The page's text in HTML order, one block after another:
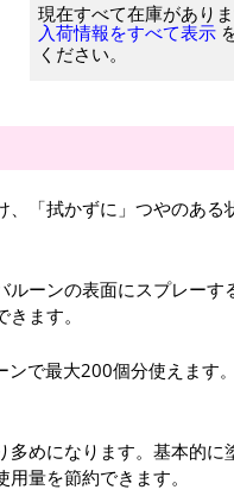
現在すべて在庫がありま
入荷情報をすべて表示
ください。
「拭かずに」つやのある
ーンの表面にスプレーす
ます。
ンで最大200個分使えます
めになります。基本的に
量を節約できます。